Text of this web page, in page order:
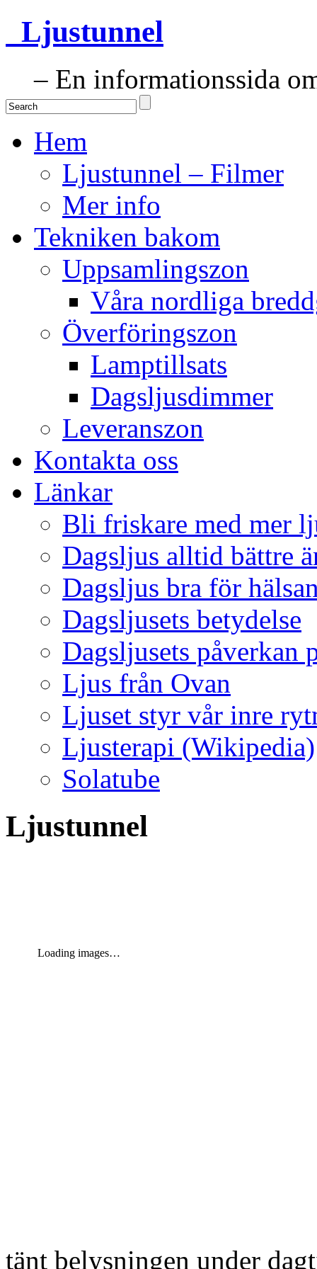
Ljustunnel
– En informationssida
Hem
Ljustunnel – Filmer
Mer info
Tekniken bakom
Uppsamlingszon
Våra nordliga
Överföringszon
Lamptillsats
Dagsljusdimmer
Leveranszon
Kontakta oss
Länkar
Bli friskare med mer
Dagsljus alltid bättre
Dagsljus bra för
Dagsljusets betydelse
Dagsljusets påverkan
Ljus från Ovan
Ljuset styr vår inre
Ljusterapi (Wikipedia)
Solatube
Ljustunnel
Loading images…
tänt belysningen under